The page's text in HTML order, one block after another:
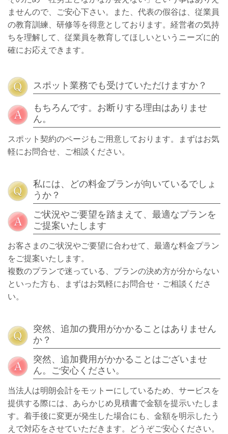
ませんので、ご安心下さい。また、代表の假谷は、従業員
の教育訓練、研修等を得意としております。経営者の気持
ちを理解して、従業員を教育してほしいというニーズに的
確にお応えできます。
スポット業務でも受けていただけますか？
もちろんです。お断りする理由はありませ
ん。
スポット契約のページもご用意しております。まずはお気
軽にお問合せ、ご相談ください。
私には、どの料金プランが向いているでしょ
うか？
ご状況やご要望を踏まえて、最適なプランを
ご提案いたします
お客さまのご状況やご要望に合わせて、最適な料金プラン
をご提案いたします。
複数のプランで迷っている、プランの決め方が分からない
といった方も、まずはお気軽にお問合せ・ご相談くださ
い。
突然、追加の費用がかかることはありません
か？
突然、追加費用がかかることはございませ
ん。ご安心ください。
当法人は明朗会計をモットーにしているため、 サービスを
提供する際には、あらかじめ見積書で金額を提示いたしま
す。 着手後に変更が発生した場合にも、金額を明示したう
えで対応をさせていただきます。
どうぞご安心ください。